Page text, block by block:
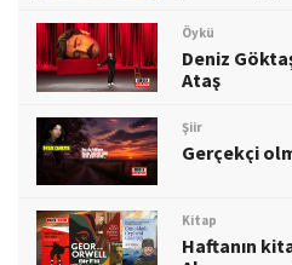
Öykü
Deniz
Ataş
Şiir
Gerçekçi
Kitap
Haftanın